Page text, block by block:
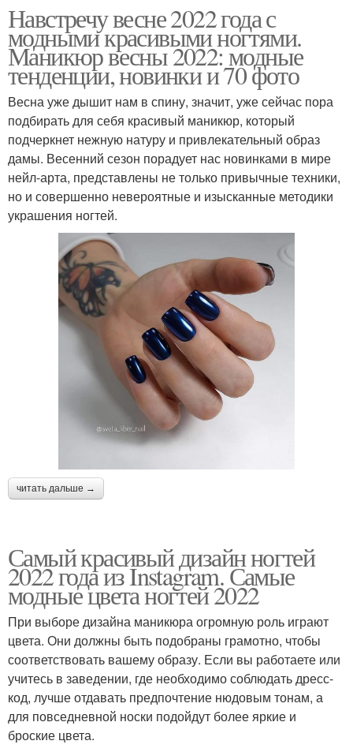
Навстречу весне 2022 года с
модными красивыми ногтями.
Маникюр весны 2022: модные
тенденции, новинки и 70 фото
Весна уже дышит нам в спину, значит, уже сейчас пора
подбирать для себя красивый маникюр, который
подчеркнет нежную натуру и привлекательный образ
дамы. Весенний сезон порадует нас новинками в мире
нейл-арта, представлены не только привычные техники,
но и совершенно невероятные и изысканные методики
украшения ногтей.
читать дальше →
Самый красивый дизайн ногтей
2022 года из Instagram. Самые
модные цвета ногтей 2022
При выборе дизайна маникюра огромную роль играют
цвета. Они должны быть подобраны грамотно, чтобы
соответствовать вашему образу. Если вы работаете или
учитесь в заведении, где необходимо соблюдать дресс-
код, лучше отдавать предпочтение нюдовым тонам, а
для повседневной носки подойдут более яркие и
броские цвета.